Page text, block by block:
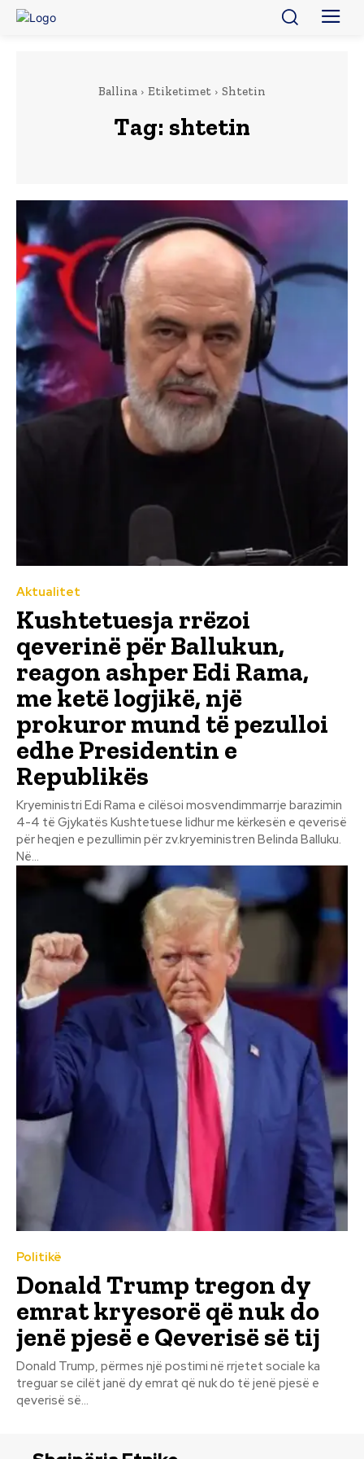
Ballina Etiketimet Shtetin
Tag: shtetin
Aktualitet
Kushtetuesja rrëzoi
qeverinë për Ballukun,
reagon ashper Edi Rama,
me ketë logjikë, një
prokuror mund të pezulloi
edhe Presidentin e
Republikës
Kryeministri Edi Rama e cilësoi mosvendimmarrje barazimin
4-4 të Gjykatës Kushtetuese lidhur me kërkesën e qeverisë
për heqjen e pezullimin për zv.kryeministren Belinda Balluku.
Në...
Politikë
Donald Trump tregon dy
emrat kryesorë që nuk do
jenë pjesë e Qeverisë së tij
Donald Trump, përmes një postimi në rrjetet sociale ka
treguar se cilët janë dy emrat që nuk do të jenë pjesë e
qeverisë së...